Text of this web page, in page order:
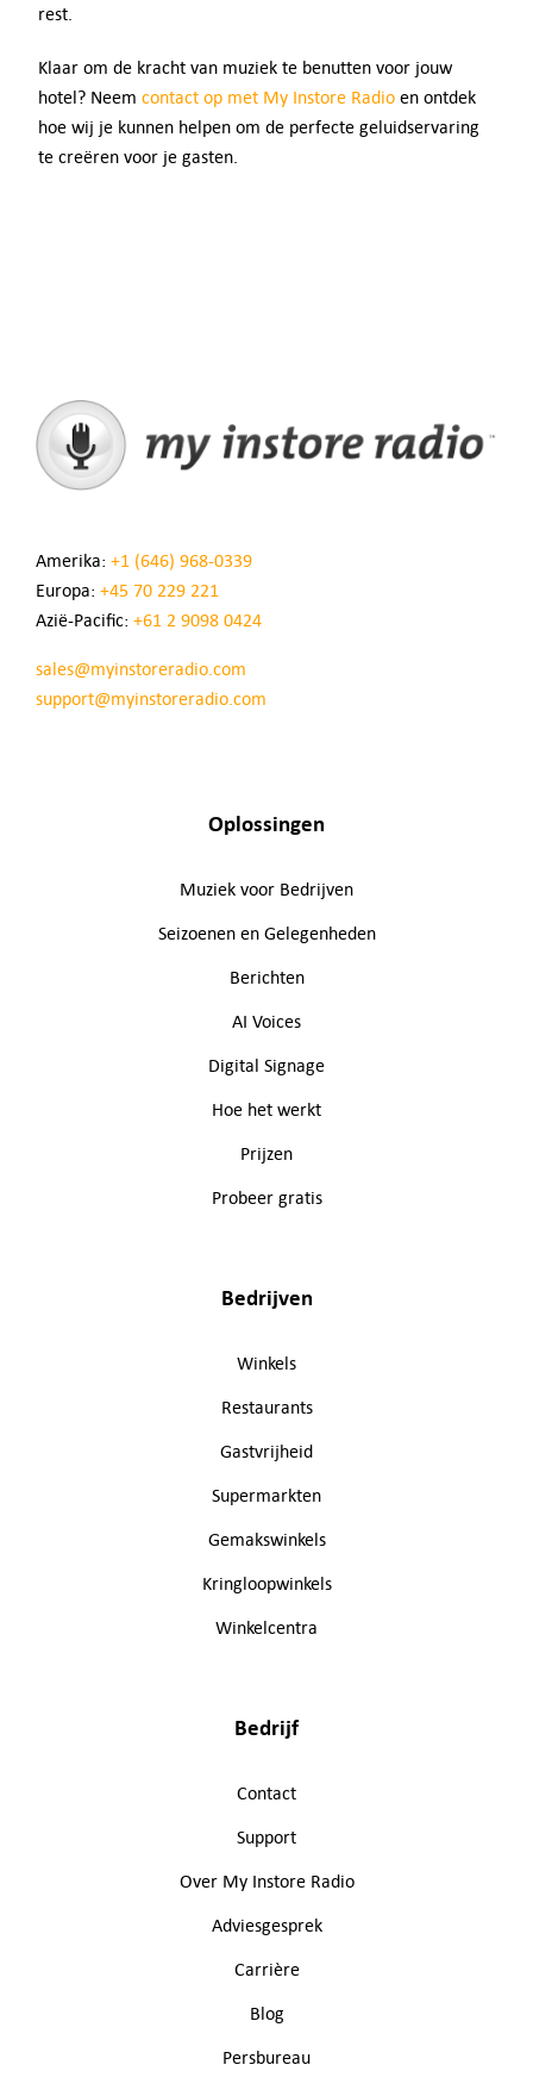
rest.
Klaar om de kracht van muziek te benutten voor jouw
hotel? Neem contact op met My Instore Radioen ontdek
hoe wij je kunnen helpen om de perfecte geluidservaring
te creëren voor je gasten.
Amerika: +1 (646) 968-0339
Europa: +45 70 229 221
Azië-Pacific: +61 2 9098 0424
sales@myinstoreradio.com
support@myinstoreradio.com
Oplossingen
Muziek voor Bedrijven
Seizoenen en Gelegenheden
Berichten
AI Voices
Digital Signage
Hoe het werkt
Prijzen
Probeer gratis
Bedrijven
Winkels
Restaurants
Gastvrijheid
Supermarkten
Gemakswinkels
Kringloopwinkels
Winkelcentra
Bedrijf
Contact
Support
Over My Instore Radio
Adviesgesprek
Carrière
Blog
Persbureau